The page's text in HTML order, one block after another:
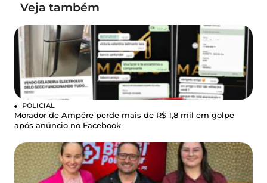
Veja também
POLICIAL
Morador de Ampére perde mais de R$ 1,8 mil em golpe
após anúncio no Facebook